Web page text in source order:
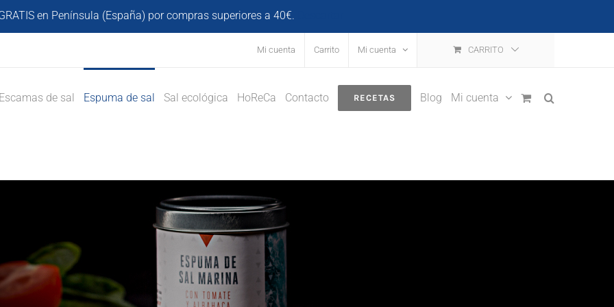
en Península (España) por compras superiores a 40€.
Mi cuenta Carrito Mi cuenta CARRITO
Escamas de sal Espuma de sal Sal ecológica HoReCa Contacto RECETAS Blog Mi cuenta